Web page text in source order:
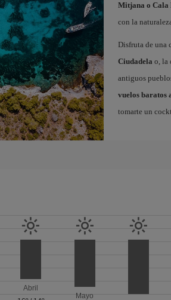
Mitjana o Cala
con la
Disfruta de una
Ciudadela o, la
antiguos
vuelos baratos
tomarte un
Abril
Mayo